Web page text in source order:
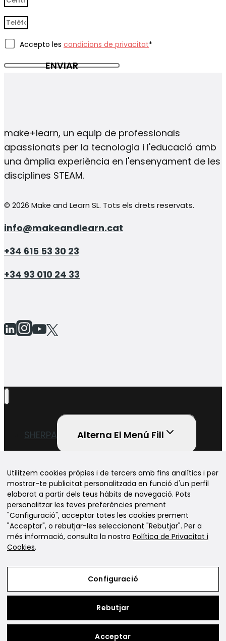
Accepto les condicions de privacitat*
ENVIAR
make+learn, un equip de professionals
apassionats per la tecnologia i l'educació amb
una àmplia experiència en l'ensenyament de les
disciplines STEAM.
© 2026 Make and Learn SL. Tots els drets reservats.
info@makeandlearn.cat
+34 615 53 30 23
+34 93 010 24 33
SHERPA
Alterna El Menú Fill
ITINERARIS SHERPA (PRIMÀRIA)
ITINERARIS SHERPA (ESO I BATXILLERAT)
NOVA EINA PER FER EL TEU PRESSUPOST
EN 5′
RECURSOS GRATUÏTS
BOTIGA ONLINE
BLOG
QUI SOM
SOL·LICITA INFORMACIÓ
Utilitzem cookies pròpies i de tercers amb fins analítics i per
mostrar-te publicitat personalitzada en funció d'un perfil
elaborat a partir dels teus hàbits de navegació. Pots
personalitzar les teves preferències prement
"Configuració", acceptar totes les cookies prement
"Acceptar", o rebutjar-les seleccionant "Rebutjar". Per a
més informació, consulta la nostra Política de Privacitat i
Cookies.
Configuració
Rebutjar
Acceptar
Avís Legal
Política de Privacitat i Cookies
Condicions de compra